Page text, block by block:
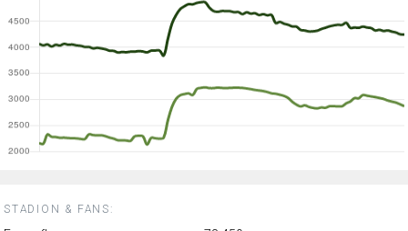
STADION & FANS: